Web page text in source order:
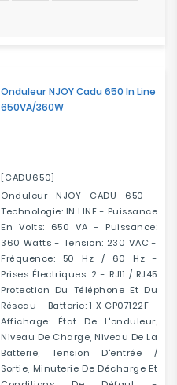
Onduleur NJOY Cadu 650 In Line
650VA/360W
[CADU650]
Onduleur NJOY CADU 650 -
Technologie: IN LINE - Puissance
En Volts: 650 VA - Puissance:
360 Watts - Tension: 230 VAC -
Fréquence: 50 Hz / 60 Hz -
Prises Électriques: 2 - RJ11 / RJ45
Protection Du Téléphone Et Du
Réseau - Batterie: 1 X GP07122F -
Affichage: État De L'onduleur,
Niveau De Charge, Niveau De La
Batterie, Tension D'entrée /
Sortie, Minuterie De Décharge Et